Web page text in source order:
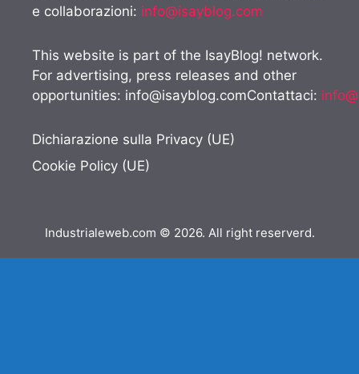
e collaborazioni: info@isayblog.com
This website is part of the IsayBlog! network.
For advertising, press releases and other
opportunities: info@isayblog.comContattaci:
Dichiarazione sulla Privacy (UE)
Cookie Policy (UE)
Industrialeweb.com © 2026. All right reserverd.